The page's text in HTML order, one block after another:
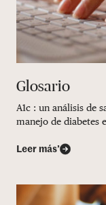
Glosario
A1c : un análisis de
manejo de diabetes
Leer más’